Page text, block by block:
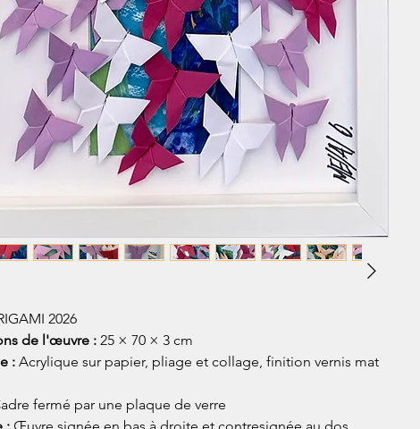
2026
de l'œuvre : 25 × 70 × 3 cm
: Acrylique sur papier, pliage et collage, finition vernis mat
fermé par une plaque de verre